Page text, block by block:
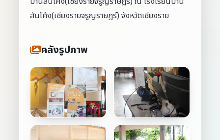
สันโค้ง(เชียงรายจรูญราษฎร์) จังหวัดเชียงราย
คลังรูปภาพ